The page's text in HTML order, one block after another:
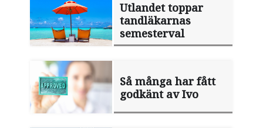
Utlandet toppar
tandläkarnas
semesterval
Så många har fått
godkänt av Ivo